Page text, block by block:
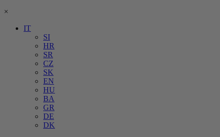
×
IT
SI
HR
SR
CZ
SK
EN
HU
BA
GR
DE
DK